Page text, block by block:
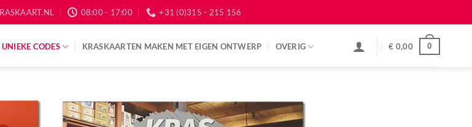
08:00 - 17:00 +31 (0)315 - 215 156
CODES KRASKAARTEN MAKEN MET EIGEN ONTWERP OVERIG € 0,00 0